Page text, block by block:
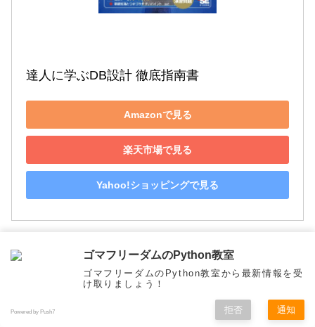
達人に学ぶDB設計 徹底指南書
Amazonで見る
楽天市場で見る
Yahoo!ショッピングで見る
最短コースでわかる ディープラーニングの
トップ サイドバー
ゴマフリーダムのPython教室
ゴマフリーダムのPython教室から最新情報を受
け取りましょう！
Powered by Push7 拒否 通知